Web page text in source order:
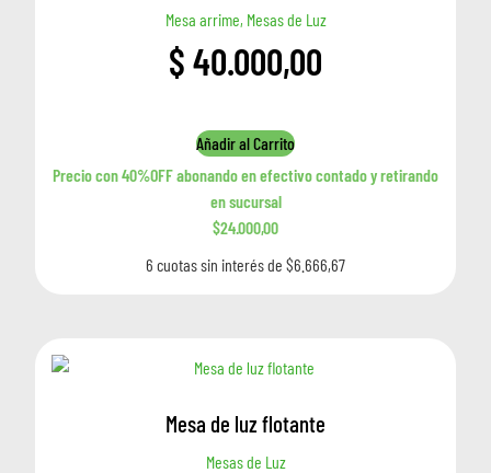
Mesa arrime, Mesas de Luz
$40.000,00
Añadir al Carrito
Precio con 40%OFF abonando en efectivo contado y retirando
en sucursal
$24.000,00
6 cuotas sin interés de $6.666,67
Mesa de luz flotante
Mesas de Luz